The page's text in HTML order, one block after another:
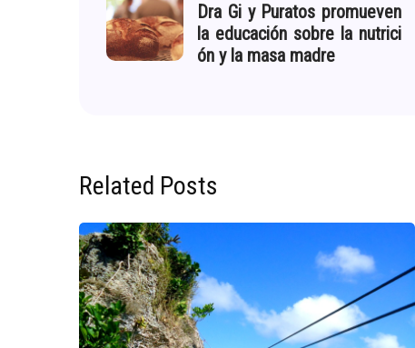
Dra Gi y Puratos promueven
la educación sobre la nutrici
ón y la masa madre
Related Posts